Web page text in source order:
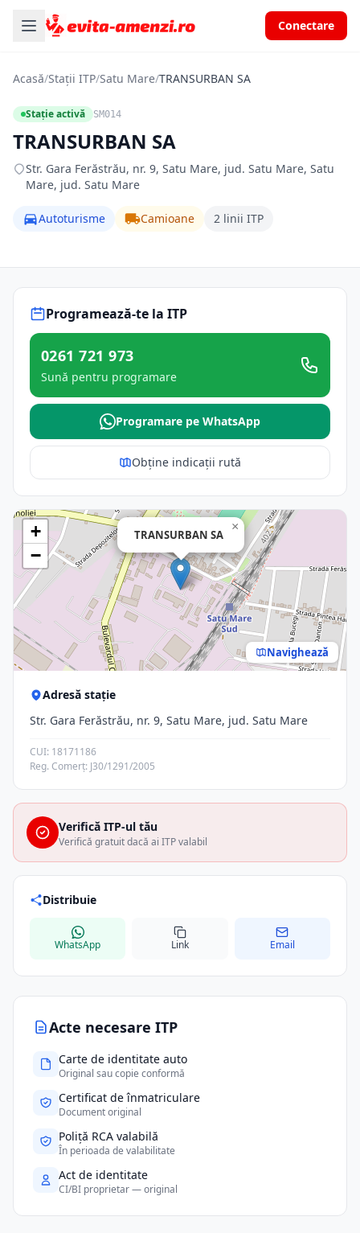
Conectare
Acasă/Stații ITP/Satu Mare/TRANSURBAN SA
Stație activă SM014
TRANSURBAN SA
Str. Gara Ferăstrău, nr. 9, Satu Mare, jud. Satu Mare, Satu
Mare, jud. Satu Mare
Autoturisme Camioane 2 linii ITP
Acte necesare ITP
Carte de identitate auto
Original sau copie conformă
Certificat de înmatriculare
Document original
Poliță RCA valabilă
În perioada de valabilitate
Act de identitate
CI/BI proprietar — original
Programează-te la ITP
0261 721 973
Sună pentru programare
Programare pe WhatsApp
Obține indicații rută
TRANSURBAN SA
×
+
−
Navighează
Adresă stație
Str. Gara Ferăstrău, nr. 9, Satu Mare, jud. Satu Mare
CUI: 18171186
Reg. Comerț: J30/1291/2005
Verifică ITP-ul tău
Verifică gratuit dacă ai ITP valabil
Distribuie
WhatsApp Link Email